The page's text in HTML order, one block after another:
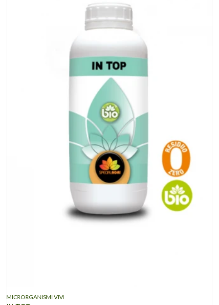
MICRORGANISMI VIVI